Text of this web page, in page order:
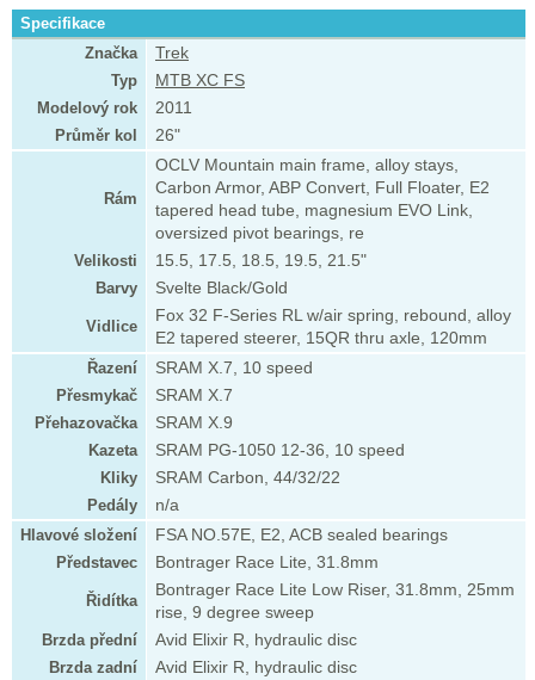
Specifikace
Značka
Trek
Typ
MTB XC FS
Modelový rok
2011
Průměr kol
26"
Rám
OCLV Mountain main frame, alloy stays,
Carbon Armor, ABP Convert, Full Floater, E2
tapered head tube, magnesium EVO Link,
oversized pivot bearings, re
Velikosti
15.5, 17.5, 18.5, 19.5, 21.5"
Barvy
Svelte Black/Gold
Vidlice
Fox 32 F-Series RL w/air spring, rebound, alloy
E2 tapered steerer, 15QR thru axle, 120mm
Řazení
SRAM X.7, 10 speed
Přesmykač
SRAM X.7
Přehazovačka
SRAM X.9
Kazeta
SRAM PG-1050 12-36, 10 speed
Kliky
SRAM Carbon, 44/32/22
Pedály
n/a
Hlavové složení
FSA NO.57E, E2, ACB sealed bearings
Představec
Bontrager Race Lite, 31.8mm
Řidítka
Bontrager Race Lite Low Riser, 31.8mm, 25mm
rise, 9 degree sweep
Brzda přední
Avid Elixir R, hydraulic disc
Brzda zadní
Avid Elixir R, hydraulic disc